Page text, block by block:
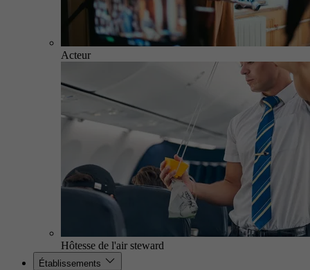
Acteur
Hôtesse de l'air steward
Établissements